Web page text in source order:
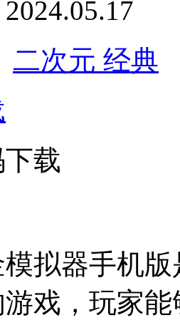
二次元 经典
载
拟器手机
戏，玩家